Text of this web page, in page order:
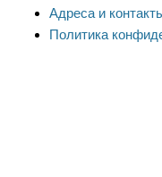
Адреса и
Политика